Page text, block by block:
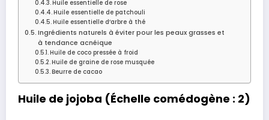
Huile essentielle de rose
Huile essentielle de patchouli
Huile essentielle d’arbre à thé
Ingrédients naturels à éviter pour les peaux grasses et
à tendance acnéique
Huile de coco pressée à froid
Huile de graine de rose musquée
Beurre de cacao
Huile de jojoba (Échelle comédogène : 2)